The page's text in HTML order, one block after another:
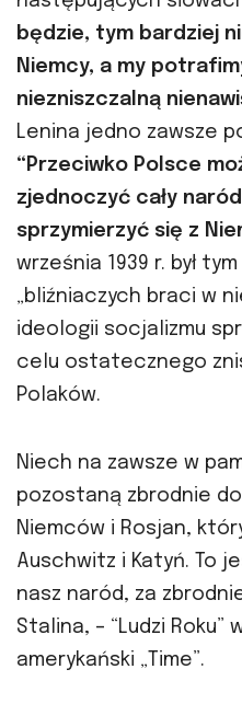
będzie, tym bardziej
Niemcy, a my
niezniszczalną
Lenina jedno zawsze
“Przeciwko Polsce
zjednoczyć cały
sprzymierzyć się z
września 1939 r. był
„bliźniaczych braci w
ideologii socjalizmu
celu ostatecznego
Polaków.
Niech na zawsze w
pozostaną zbrodnie
Niemców i Rosjan,
Auschwitz i Katyń. To
nasz naród, za
Stalina, – “Ludzi Roku”
amerykański „Time”.